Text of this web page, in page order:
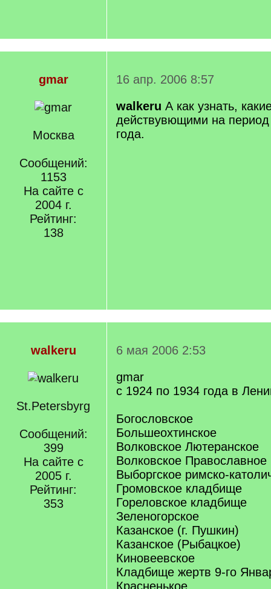
gmar
Москва
Сообщений:
1153
На сайте с
2004 г.
Рейтинг:
138
16 апр. 2006 8:57
walkeru А как узнать,
действувющими на
года.
walkeru
St.Petersbyrg
Сообщений:
399
На сайте с
2005 г.
Рейтинг:
353
6 мая 2006 2:53
gmar
с 1924 по 1934 года в
Богословское
Большеохтинское
Волковское Лютеранское
Волковское Православное
Выборгское римско-
Громовское кладбище
Гореловское кладбище
Зеленогорское
Казанское (г. Пушкин)
Казанское (Рыбацкое)
Киновеевское
Кладбище жертв 9-го
Красненькое